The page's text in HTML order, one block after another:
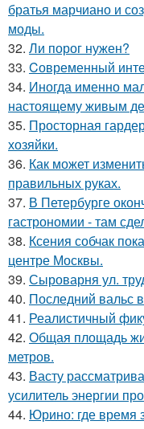
братья марчиано и
моды.
32. Ли порог нужен?
33. Cовременный
34. Иногда именно
настоящему живым
35. Просторная
хозяйки.
36. Как может
правильных руках.
37. В Петербурге
гастрономии - там
38. Ксения собчак
центре Москвы.
39. Сыроварня ул.
40. Последний вальс
41. Реалистичный
42. Общая площадь
метров.
43. Васту
усилитель энергии
44. Юрино: где время